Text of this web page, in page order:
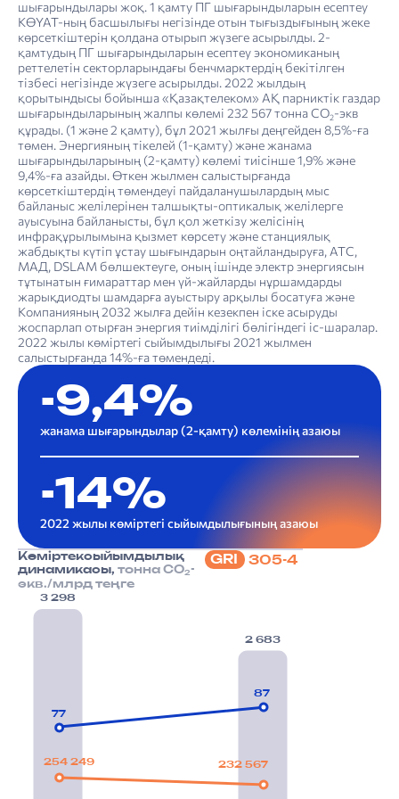
шығарындылары жоқ. 1 қамту ПГ шығарындыларын есептеу
КӨҮАТ-ның басшылығы негізінде отын тығыздығының жеке
көрсеткіштерін қолдана отырып жүзеге асырылды. 2-
қамтудың ПГ шығарындыларын есептеу экономиканың
реттелетін секторларындағы бенчмарктердің бекітілген
тізбесі негізінде жүзеге асырылды. 2022 жылдың
қорытындысы бойынша «Қазақтелеком» АҚ парниктік газдар
шығарындыларының жалпы көлемі 232 567 тонна СО2-экв
құрады. (1 және 2 қамту), бұл 2021 жылғы деңгейден 8,5%-ға
төмен. Энергияның тікелей (1-қамту) және жанама
шығарындыларының (2-қамту) көлемі тиісінше 1,9% және
9,4%-ға азайды. Өткен жылмен салыстырғанда
көрсеткіштердің төмендеуі пайдаланушылардың мыс
байланыс желілерінен талшықты-оптикалық желілерге
ауысуына байланысты, бұл қол жеткізу желісінің
инфрақұрылымына қызмет көрсету және станциялық
жабдықты күтіп ұстау шығындарын оңтайландыруға, АТС,
МАД, DSLAM бөлшектеуге, оның ішінде электр энергиясын
тұтынатын ғимараттар мен үй-жайларды нұршамдарды
жарықдиодты шамдарға ауыстыру арқылы босатуға және
Компанияның 2032 жылға дейін кезекпен іске асыруды
жоспарлап отырған энергия тиімділігі бөлігіндегі іс-шаралар.
2022 жылы көміртегі сыйымдылығы 2021 жылмен
салыстырғанда 14%-ға төмендеді.
-9,4%
жанама шығарындылар (2-қамту) көлемінің азаюы
-14%
2022 жылы көміртегі сыйымдылығының азаюы
Көмір­тексыйымдылық
динамикасы, тонна СО2-
экв./млрд теңге
GRI 305-4
254 249
77
232 567
87
3 298
2 683